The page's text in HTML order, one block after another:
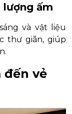
lượng ấm
và vật liệu
thư giãn, giúp
đến vẻ